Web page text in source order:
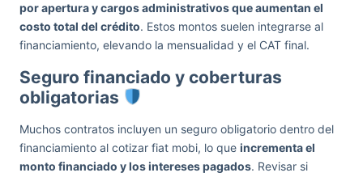
por apertura y cargos administrativos que aumentan el
costo total del crédito. Estos montos suelen integrarse al
financiamiento, elevando la mensualidad y el CAT final.
Seguro financiado y coberturas
obligatorias
Muchos contratos incluyen un seguro obligatorio dentro del
financiamiento al cotizar fiat mobi, lo que incrementa el
monto financiado y los intereses pagados. Revisar si